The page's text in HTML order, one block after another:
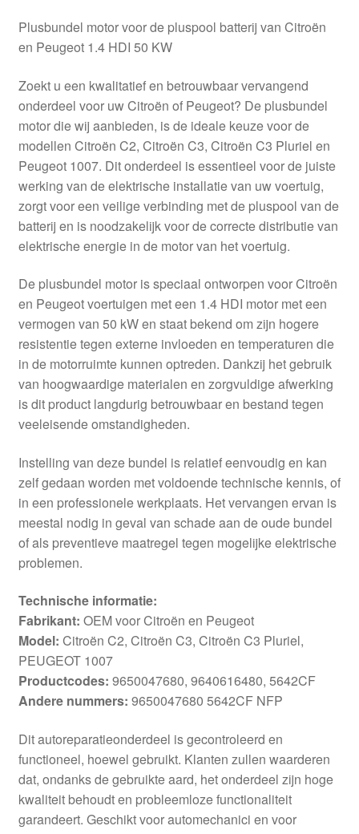
Plusbundel motor voor de pluspool batterij van Citroën
en Peugeot 1.4 HDI 50 KW
Zoekt u een kwalitatief en betrouwbaar vervangend
onderdeel voor uw Citroën of Peugeot? De plusbundel
motor die wij aanbieden, is de ideale keuze voor de
modellen Citroën C2, Citroën C3, Citroën C3 Pluriel en
Peugeot 1007. Dit onderdeel is essentieel voor de juiste
werking van de elektrische installatie van uw voertuig,
zorgt voor een veilige verbinding met de pluspool van de
batterij en is noodzakelijk voor de correcte distributie van
elektrische energie in de motor van het voertuig.
De plusbundel motor is speciaal ontworpen voor Citroën
en Peugeot voertuigen met een 1.4 HDI motor met een
vermogen van 50 kW en staat bekend om zijn hogere
resistentie tegen externe invloeden en temperaturen die
in de motorruimte kunnen optreden. Dankzij het gebruik
van hoogwaardige materialen en zorgvuldige afwerking
is dit product langdurig betrouwbaar en bestand tegen
veeleisende omstandigheden.
Instelling van deze bundel is relatief eenvoudig en kan
zelf gedaan worden met voldoende technische kennis, of
in een professionele werkplaats. Het vervangen ervan is
meestal nodig in geval van schade aan de oude bundel
of als preventieve maatregel tegen mogelijke elektrische
problemen.
Technische informatie:
Fabrikant: OEM voor Citroën en Peugeot
Model: Citroën C2, Citroën C3, Citroën C3 Pluriel,
PEUGEOT 1007
Productcodes: 9650047680, 9640616480, 5642CF
Andere nummers: 9650047680 5642CF NFP
Dit autoreparatieonderdeel is gecontroleerd en
functioneel, hoewel gebruikt. Klanten zullen waarderen
dat, ondanks de gebruikte aard, het onderdeel zijn hoge
kwaliteit behoudt en probleemloze functionaliteit
garandeert. Geschikt voor automechanici en voor